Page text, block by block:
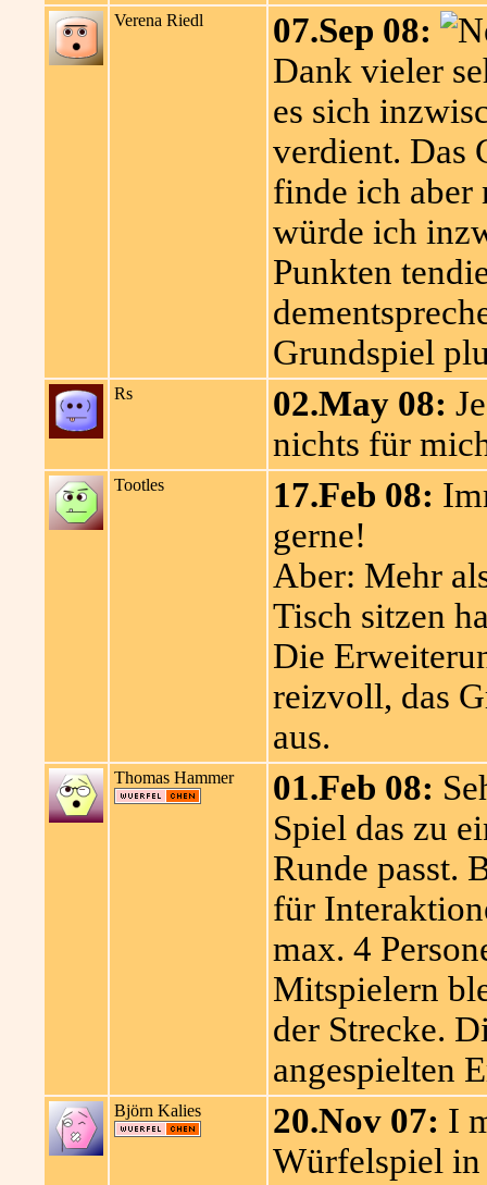
Verena Riedl
07.Sep 08:
Dank vieler
es sich
verdient. Das
finde ich aber
würde ich
Punkten
Grundspiel
Rs 02.May 08:
nichts für
Tootles 17.Feb 08:
gerne!
Aber: Mehr
Tisch sitzen
Die
reizvoll, das
aus.
Thomas Hammer 01.Feb 08:
Spiel das zu
Runde passt.
für
max. 4
Mitspielern
der Strecke.
angespielten
Björn Kalies 20.Nov 07: I
Würfelspiel